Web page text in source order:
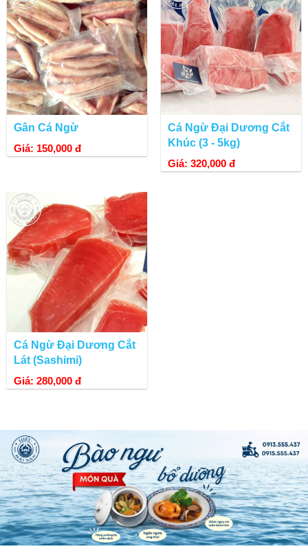
Gân Cá Ngừ
Giá: 150,000 đ
Cá Ngừ Đại Dương Cắt
Khúc (3 - 5kg)
Giá: 320,000 đ
Cá Ngừ Đại Dương Cắt
Lát (Sashimi)
Giá: 280,000 đ